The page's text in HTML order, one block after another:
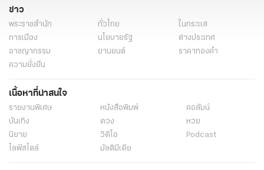
ข่าว
พระราชสำนัก ทั่วไทย
ในกระแส
การเมือง
นโยบายรัฐ
ต่างประเทศ
อาชญากรรม
ยานยนต์
ราคาทองคำ
ความยั่งยืน
เนื้อหาที่น่าสนใจ
รายงานพิเศษ หนังสือพิมพ์
คอลัมน์
บันเทิง
ดวง
หวย
นิยาย
วิดีโอ
Podcast
ไลฟ์สไตล์
มัลติมีเดีย